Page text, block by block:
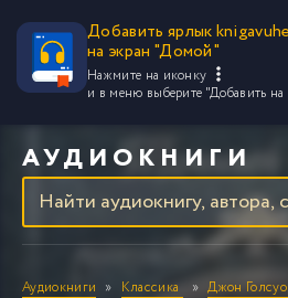
Добавить ярлык
на экран "Домой"
Нажмите на иконку
и в меню выберите "Добавить
АУДИОКНИГИ
Аудиокниги Классика Джон